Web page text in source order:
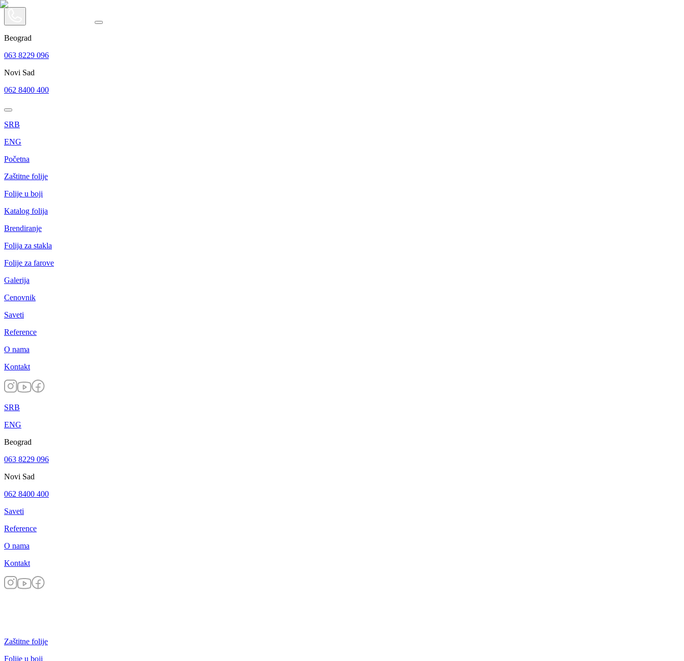
Beograd
063 8229 096
Novi Sad
062 8400 400
SRB
ENG
Početna
Zaštitne folije
Folije u boji
Katalog folija
Brendiranje
Folija za stakla
Folije za farove
Galerija
Cenovnik
Saveti
Reference
O nama
Kontakt
SRB
ENG
Beograd
063 8229 096
Novi Sad
062 8400 400
Saveti
Reference
O nama
Kontakt
Zaštitne folije
Folije u boji